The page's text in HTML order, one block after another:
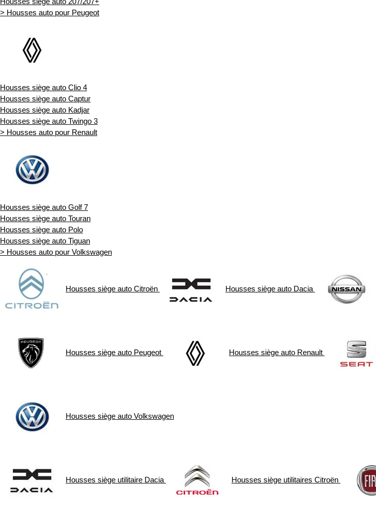
> Housses auto pour Peugeot
Housses siège auto Clio 4
Housses siège auto Captur
Housses siège auto Kadjar
Housses siège auto Twingo 3
> Housses auto pour Renault
Housses siège auto Golf 7
Housses siège auto Touran
Housses siège auto Polo
Housses siège auto Tiguan
> Housses auto pour Volkswagen
Housses siège auto Citroën Housses siège auto Dacia
Housses siège auto Peugeot Housses siège auto Renault
Housses siège auto Volkswagen
Housses siège utilitaire Dacia Housses siège utilitaires Citroën